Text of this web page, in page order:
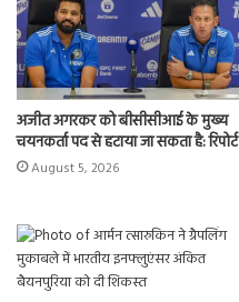
अजीत अगरकर को बीसीसीआई के मुख्य
चयनकर्ता पद से हटाया जा सकता है: रिपोर्ट
August 5, 2026